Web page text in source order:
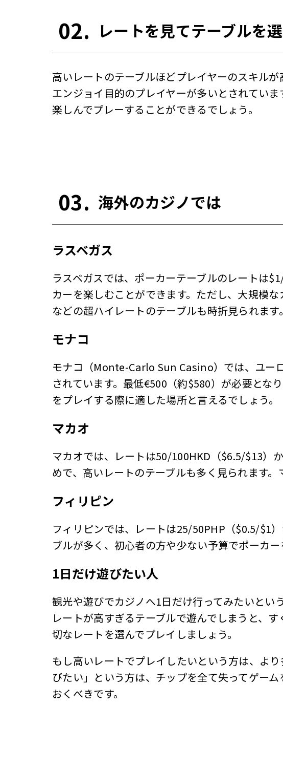
02. レートを見てテーブルを
高いレートのテーブルほどプレイヤーのスキル
エンジョイ目的のプレイヤーが多いとされてい
楽しんでプレーすることができるでしょう。
03. 海外のカジノでは
ラスベガス
ラスベガスでは、ポーカーテーブルのレートは
カーを楽しむことができます。ただし、大規模
などの超ハイレートのテーブルも時折見られます。
モナコ
モナコ（Monte-Carlo Sun Casino）では、ユー
されています。最低€500（約$580）が必要とな
をプレイする際に適した場所と言えるでしょう。
マカオ
マカオでは、レートは50/100HKD（$6.5/$13）
めで、高いレートのテーブルも多く見られます
フィリピン
フィリピンでは、レートは25/50PHP（$0.5/$1
ブルが多く、初心者の方や少ない予算でポーカー
1日だけ遊びたい人
観光や遊びでカジノへ1日だけ行ってみたいとい
レートが高すぎるテーブルで遊んでしまうと、
切なレートを選んでプレイしましょう。
もし高いレートでプレイしたいという方は、よ
びたい」という方は、チップを全て失ってゲー
おくべきです。